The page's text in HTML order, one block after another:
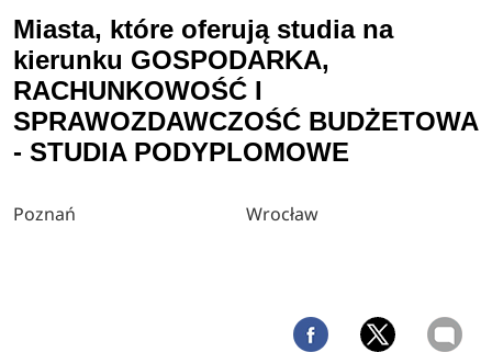
Miasta, które oferują studia na
kierunku GOSPODARKA,
RACHUNKOWOŚĆ I
SPRAWOZDAWCZOŚĆ BUDŻETOWA
- STUDIA PODYPLOMOWE
Poznań Wrocław